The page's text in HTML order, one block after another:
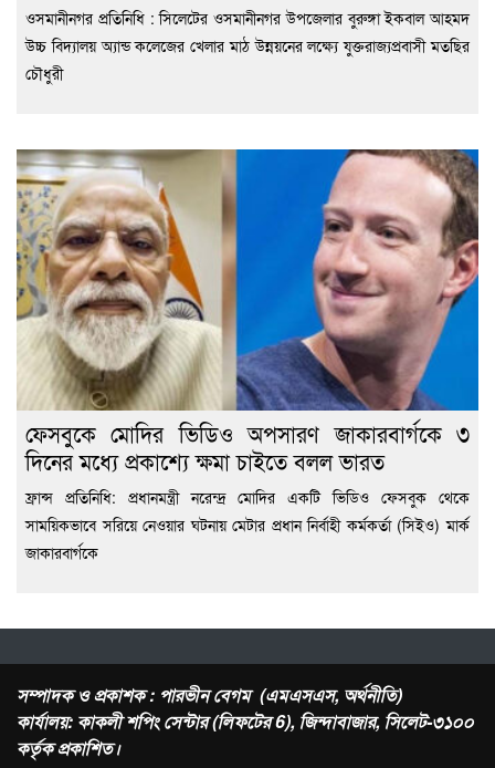
ওসমানীনগর প্রতিনিধি : সিলেটের ওসমানীনগর উপজেলার বুরুঙ্গা ইকবাল আহমদ
উচ্চ বিদ্যালয় অ্যান্ড কলেজের খেলার মাঠ উন্নয়নের লক্ষ্যে যুক্তরাজ্যপ্রবাসী মতছির
চৌধুরী
ফেসবুকে মোদির ভিডিও অপসারণ জাকারবার্গকে ৩
দিনের মধ্যে প্রকাশ্যে ক্ষমা চাইতে বলল ভারত
ফ্রান্স প্রতিনিধি: প্রধানমন্ত্রী নরেন্দ্র মোদির একটি ভিডিও ফেসবুক থেকে
সাময়িকভাবে সরিয়ে নেওয়ার ঘটনায় মেটার প্রধান নির্বাহী কর্মকর্তা (সিইও) মার্ক
জাকারবার্গকে
সম্পাদক ও প্রকাশক : পারভীন বেগম (এমএসএস, অর্থনীতি)
কার্যালয়: কাকলী শপিং সেন্টার (লিফটের 6), জিন্দাবাজার, সিলেট-৩১০০
কর্তৃক প্রকাশিত।